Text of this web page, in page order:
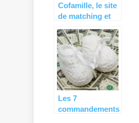
Cofamille, le site
de matching et
services entre
familles
Les 7
commandements